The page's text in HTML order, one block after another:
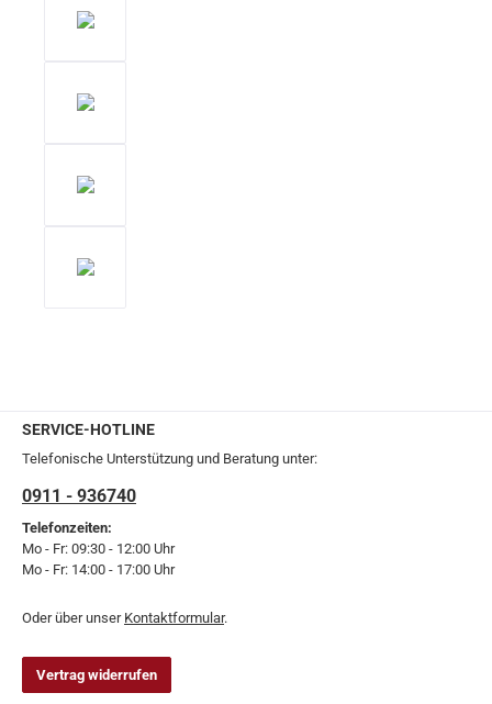
SERVICE-HOTLINE
Telefonische Unterstützung und Beratung unter:
0911 - 936740
Telefonzeiten:
Mo - Fr: 09:30 - 12:00 Uhr
Mo - Fr: 14:00 - 17:00 Uhr
Oder über unser Kontaktformular.
Vertrag widerrufen